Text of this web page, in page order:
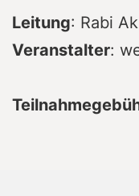
Leitung: Rabi
Veranstalter: